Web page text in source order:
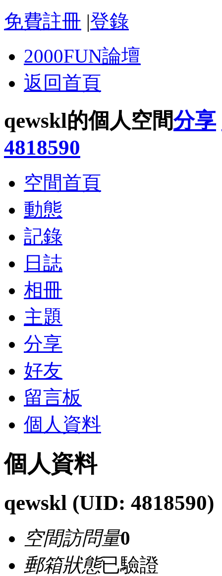
免費註冊 |登錄
2000FUN論壇
返回首頁
qewskl的個人空間分享
4818590
空間首頁
動態
記錄
日誌
相冊
主題
分享
好友
留言板
個人資料
個人資料
qewskl (UID: 4818590)
空間訪問量0
郵箱狀態已驗證